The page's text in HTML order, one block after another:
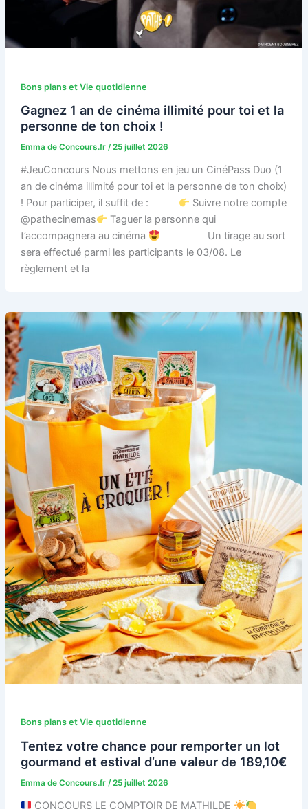
Bons plans et Vie quotidienne
Gagnez 1 an de cinéma illimité pour toi et la
personne de ton choix !
Emma de Concours.fr /25 juillet 2026
#JeuConcours Nous mettons en jeu un CinéPass Duo (1
an de cinéma illimité pour toi et la personne de ton choix)
! Pour participer, il suffit de :⠀⠀⠀⠀
Suivre notre compte
@pathecinemas
Taguer la personne qui
t’accompagnera au cinéma
⠀⠀⠀⠀⠀⠀Un tirage au sort
sera effectué parmi les participants le 03/08. Le
règlement et la
Bons plans et Vie quotidienne
Tentez votre chance pour remporter un lot
gourmand et estival d’une valeur de 189,10€
Emma de Concours.fr /25 juillet 2026
CONCOURS LE COMPTOIR DE MATHILDE